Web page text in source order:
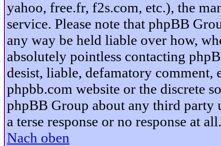
yahoo, free.fr, f2s.com, etc.), the
service. Please note that phpBB
any way be held liable over how,
absolutely pointless contacting
desist, liable, defamatory
phpbb.com website or the discrete
phpBB Group about any third party
a terse response or no response at all.
Nach oben